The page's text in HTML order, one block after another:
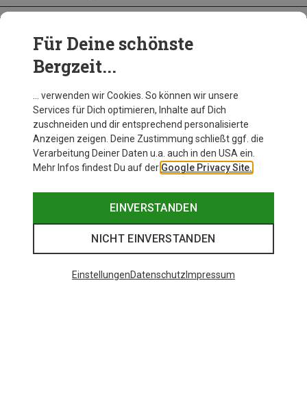
BEKLEIDUNG
Für Deine schönste
Bergzeit...
… verwenden wir Cookies. So können wir unsere
Services für Dich optimieren, Inhalte auf Dich
zuschneiden und dir entsprechend personalisierte
Anzeigen zeigen. Deine Zustimmung schließt ggf. die
Verarbeitung Deiner Daten u.a. auch in den USA ein.
Mehr Infos findest Du auf der Google Privacy Site.
EINVERSTANDEN
NICHT EINVERSTANDEN
EinstellungenDatenschutz Impressum